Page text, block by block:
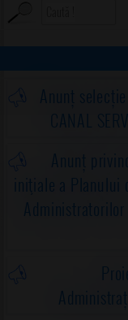
Anunț selecție
CANAL
Anunț
iniţiale a